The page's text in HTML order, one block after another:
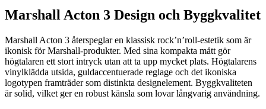
Marshall Acton 3 Design och Byggkvalitet
Marshall Acton 3 återspeglar en klassisk rock’n’roll-estetik som är
ikonisk för Marshall-produkter. Med sina kompakta mått gör
högtalaren ett stort intryck utan att ta upp mycket plats. Högtalarens
vinylklädda utsida, guldaccentuerade reglage och det ikoniska
logotypen framträder som distinkta designelement. Byggkvaliteten
är solid, vilket ger en robust känsla som lovar långvarig användning.